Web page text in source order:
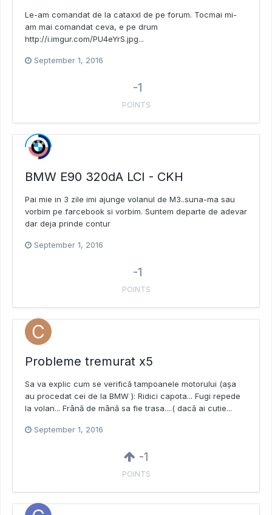
Le-am comandat de la cataxxl de pe forum. Tocmai mi-
am mai comandat ceva, e pe drum
http://i.imgur.com/PU4eYrS.jpg...
September 1, 2016
-1
POINTS
BMW E90 320dA LCI - CKH
Pai mie in 3 zile imi ajunge volanul de M3..suna-ma sau
vorbim pe farcebook si vorbim. Suntem departe de adevar
dar deja prinde contur
September 1, 2016
-1
POINTS
Probleme tremurat x5
Sa va explic cum se verifică tampoanele motorului (așa
au procedat cei de la BMW ): Ridici capota... Fugi repede
la volan... Frână de mână sa fie trasa....( dacă ai cutie...
September 1, 2016
-1
POINTS